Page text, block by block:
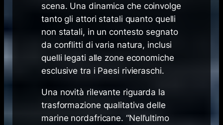
scena. Una dinamica che coinvolge
tanto gli attori statali quanto quelli
non statali, in un contesto segnato
da conflitti di varia natura, inclusi
quelli legati alle zone economiche
esclusive tra i Paesi rivieraschi.
Una novità rilevante riguarda la
trasformazione qualitativa delle
marine nordafricane. “Nell’ultimo